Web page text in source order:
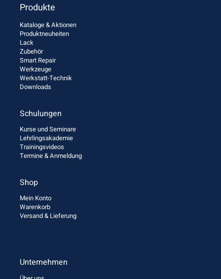
Produkte
Kataloge & Aktionen
Produktneuheiten
Lack
Zubehör
Smart Repair
Werkzeuge
Werkstatt-Technik
Downloads
Schulungen
Kurse und Seminare
Lehrlingsakademie
Trainingsvideos
Termine & Anmeldung
Shop
Mein Konto
Warenkorb
Versand & Lieferung
Unternehmen